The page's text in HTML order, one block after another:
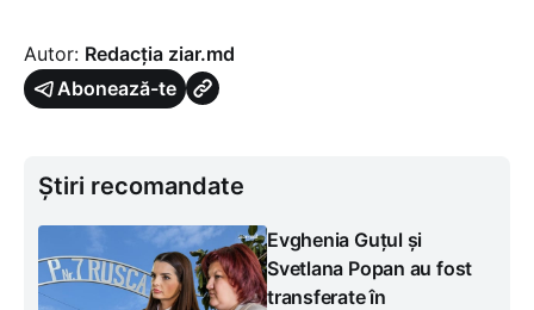
Autor: Redacția ziar.md
Abonează-te
Știri recomandate
Evghenia Guțul și
Svetlana Popan au fost
transferate în